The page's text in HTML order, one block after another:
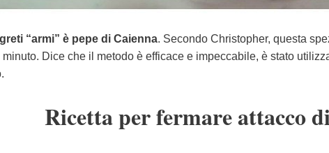
“armi” è pepe di Caienna. Secondo Christopher, questa
Dice che il metodo è efficace e impeccabile, è stato
Ricetta per fermare attacco